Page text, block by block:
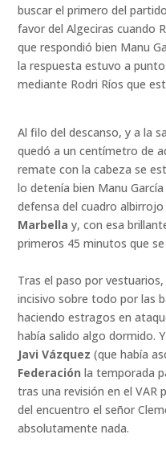
buscar el primero del
favor del Algeciras cuando
que respondió bien Manu
la respuesta estuvo a
mediante Rodri Ríos que
Al filo del descanso, y a la
quedó a un centímetro de
remate con la cabeza se
lo detenía bien Manu
defensa del cuadro
Marbella y, con esa
primeros 45 minutos que
Tras el paso por
incisivo sobre todo por las
haciendo estragos en
había salido algo dormido.
Javi Vázquez(que había
Federación la temporada
tras una revisión en el VAR
del encuentro el señor
absolutamente nada.